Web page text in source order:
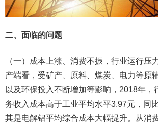
二、面临的问题
（一）成本上涨、消费不振，行业运行压
产端看，受矿产、原料、煤炭、电力等原
以及环保投入不断增加等影响，2018年，
务收入成本高于工业平均水平3.97元，同
其是电解铝平均综合成本大幅提升。从消